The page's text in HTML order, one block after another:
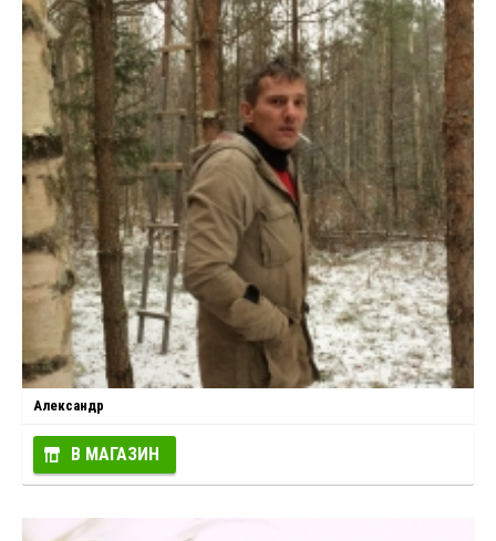
Александр
В МАГАЗИН